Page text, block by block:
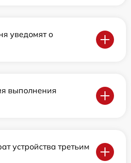
уведомят о
выполнения
устройства третьим